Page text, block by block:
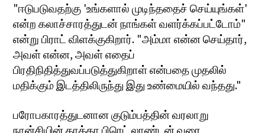
"ஈடுபடுவதற்கு 'உங்களால் முடிந்ததைச் செய்யுங்கள்'
என்ற கலாச்சாரத்துடன் நாங்கள் வளர்க்கப்பட்டோம்"
என்று பிராட் விளக்குகிறார். "அம்மா என்ன செய்தார்,
அவள் என்ன, அவள் எதைப்
பிரதிநிதித்துவப்படுத்துகிறாள் என்பதை முதலில்
மதிக்கும் இடத்திலிருந்து இது உண்மையில் வந்தது."
பரோபகாரத்துடனான குடும்பத்தின் வரலாறு